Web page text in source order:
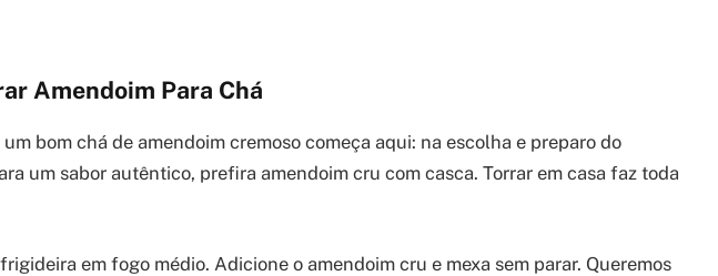
Amendoim Para Chá
um bom chá de amendoim cremoso começa aqui: na escolha e preparo do
um sabor autêntico, prefira amendoim cru com casca. Torrar em casa faz toda
em fogo médio. Adicione o amendoim cru e mexa sem parar. Queremos